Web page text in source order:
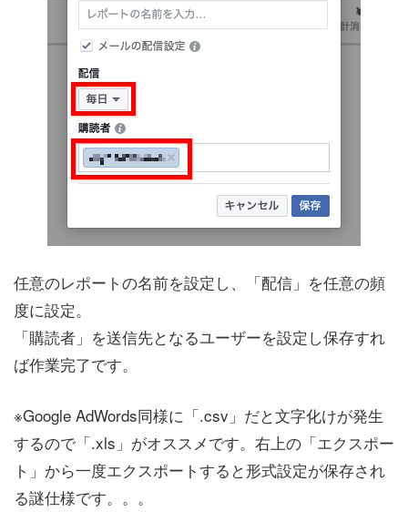
任意のレポートの名前を設定し、「配信」を任意の頻
度に設定。
「購読者」を送信先となるユーザーを設定し保存すれ
ば作業完了です。
※Google AdWords同様に「.csv」だと文字化けが発生
するので「.xls」がオススメです。右上の「エクスポー
ト」から一度エクスポートすると形式設定が保存され
る謎仕様です。。。